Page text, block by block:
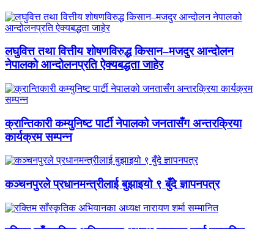
लघुवित्त तथा वित्तीय शोषणविरुद्ध किसान–मजदुर आन्दोलन
नेपालको आन्दोलनप्रति ऐक्यबद्धता जाहेर
क्रान्तिकारी कम्युनिष्ट पार्टी नेपालको जनतासँग अन्तरक्रिया
कार्यक्रम सम्पन्न
कञ्चनपुरले प्रधानमन्त्रीलाई बुझाइयो ९ बुँदे ज्ञापनपत्र